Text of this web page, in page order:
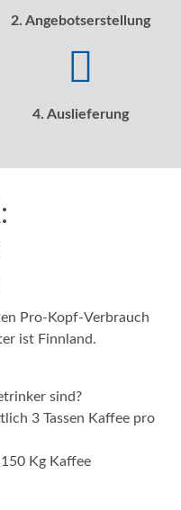
2. Angebotserstellung
4. Auslieferung
Pro-Kopf-Verbrauch
ist Finnland.
sind?
3 Tassen Kaffee pro
Kg Kaffee